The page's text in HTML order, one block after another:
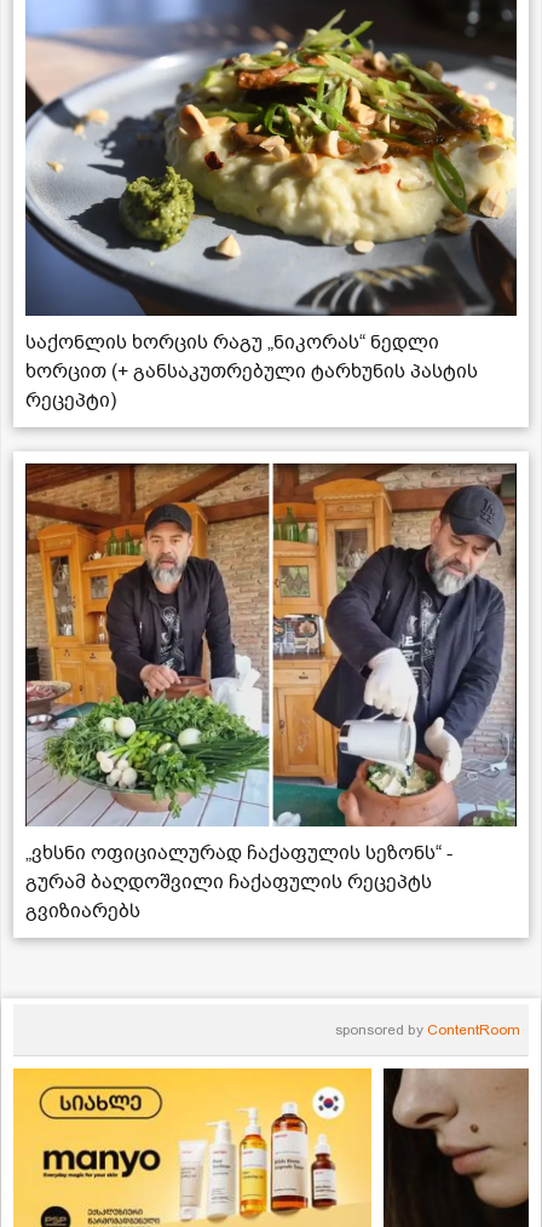
საქონლის ხორცის რაგუ „ნიკორას“ ნედლი
ხორცით (+ განსაკუთრებული ტარხუნის პასტის
რეცეპტი)
„ვხსნი ოფიციალურად ჩაქაფულის სეზონს“ -
გურამ ბაღდოშვილი ჩაქაფულის რეცეპტს
გვიზიარებს
sponsored by ContentRoom